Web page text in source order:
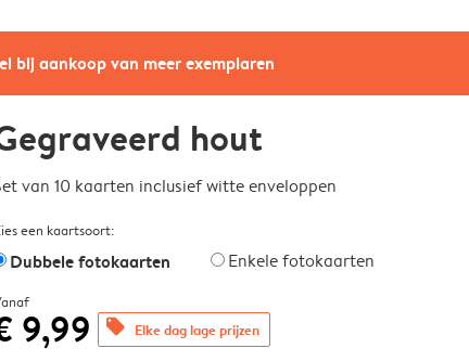
bij aankoop van meer exemplaren
hout
van 10 kaarten inclusief witte enveloppen
een kaartsoort:
Dubbele fotokaarten Enkele fotokaarten
9,99 offers Elke dag lage prijzen